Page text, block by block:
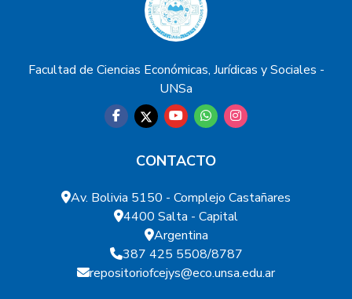
Facultad de Ciencias Económicas, Jurídicas y Sociales -
UNSa
CONTACTO
Av. Bolivia 5150 - Complejo Castañares
4400 Salta - Capital
Argentina
387 425 5508/8787
repositoriofcejys@eco.unsa.edu.ar